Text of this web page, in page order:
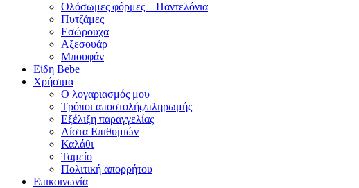
Ολόσωμες φόρμες – Παντελόνια
Πυτζάμες
Εσώρουχα
Αξεσουάρ
Μπουφάν
Είδη Bebe
Χρήσιμα
Ο λογαριασμός μου
Τρόποι αποστολής/πληρωμής
Εξέλιξη παραγγελίας
Λίστα Επιθυμιών
Καλάθι
Ταμείο
Πολιτική απορρήτου
Επικοινωνία